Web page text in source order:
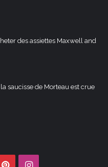
des assiettes Maxwell and
saucisse de Morteau est crue
PinterestInstagram